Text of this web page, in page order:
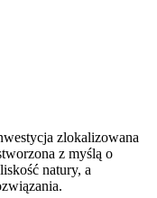
zlokalizowana
z myślą o
natury, a